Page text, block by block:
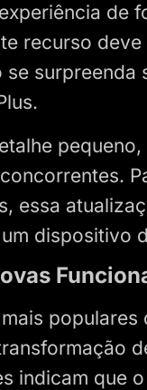
de
recurso deve
surpreenda
essa
dispositivo
populares
indicam que